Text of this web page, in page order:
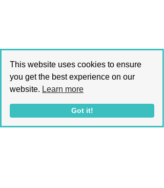
This website uses cookies to ensure
you get the best experience on our
website. Learn more
Got it!